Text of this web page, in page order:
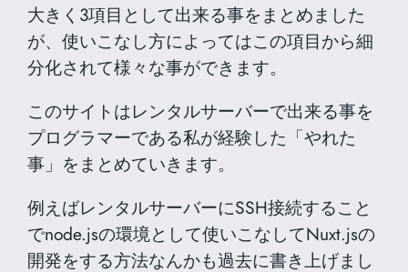
大きく3項目として出来る事をまとめました
が、使いこなし方によってはこの項目から細
分化されて様々な事ができます。
このサイトはレンタルサーバーで出来る事を
プログラマーである私が経験した「やれた
事」をまとめていきます。
例えばレンタルサーバーにSSH接続すること
でnode.jsの環境として使いこなしてNuxt.jsの
開発をする方法なんかも過去に書き上げまし